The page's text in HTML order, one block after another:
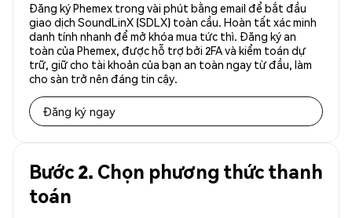
Đăng ký Phemex trong vài phút bằng email để bắt đầu
giao dịch SoundLinX (SDLX) toàn cầu. Hoàn tất xác minh
danh tính nhanh để mở khóa mua tức thì. Đăng ký an
toàn của Phemex, được hỗ trợ bởi 2FA và kiểm toán dự
trữ, giữ cho tài khoản của bạn an toàn ngay từ đầu, làm
cho sàn trở nên đáng tin cậy.
Đăng ký ngay
Bước 2. Chọn phương thức thanh
toán